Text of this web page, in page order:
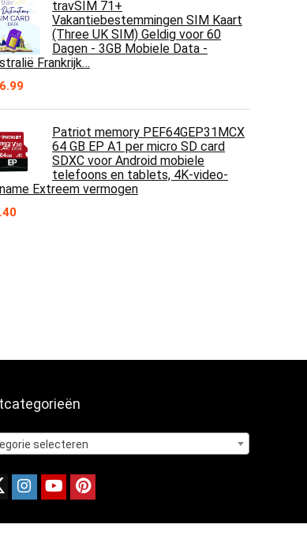
travSIM 71+
Vakantiebestemmingen SIM Kaart
(Three UK SIM) Geldig voor 60
Dagen - 3GB Mobiele Data -
Frankrijk…
Patriot memory PEF64GEP31MCX
64 GB EP A1 per micro SD card
SDXC voor Android mobiele
telefoons en tablets, 4K-video-
Extreem vermogen
selecteren